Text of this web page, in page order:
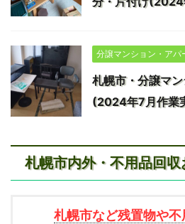
分譲マンション・アパ
札幌市・分譲マ
(2024年7月作業
札幌市内外・不用品回収
札幌市など残置物や